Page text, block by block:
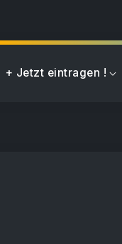
+ Jetzt eintragen !